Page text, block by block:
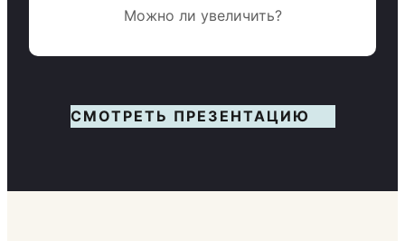
Можно ли увеличить?
СМОТРЕТЬ ПРЕЗЕНТАЦИЮ